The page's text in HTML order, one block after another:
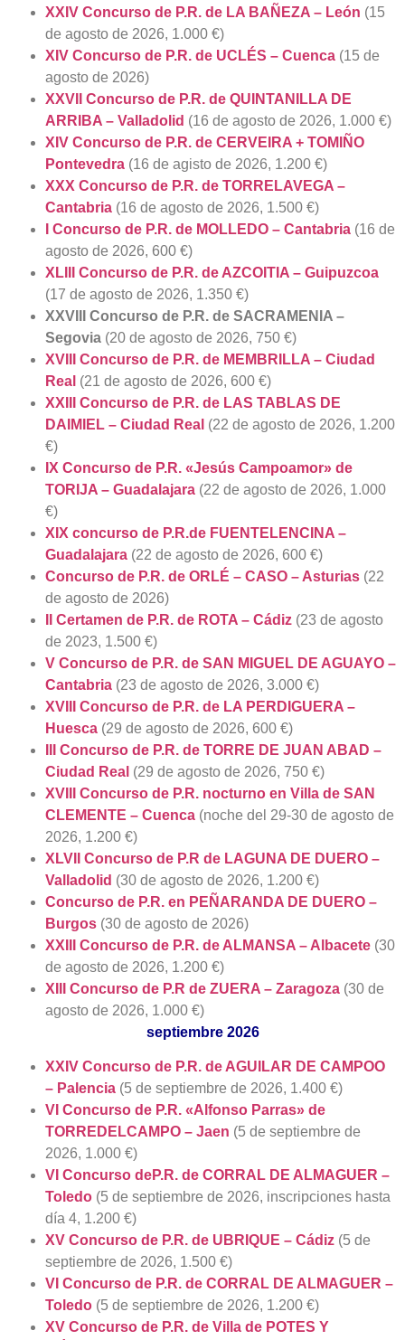
XXIV Concurso de P.R. de LA BAÑEZA – León (15
de agosto de 2026, 1.000 €)
XIV Concurso de P.R. de UCLÉS – Cuenca (15 de
agosto de 2026)
XXVII Concurso de P.R. de QUINTANILLA DE
ARRIBA – Valladolid (16 de agosto de 2026, 1.000 €)
XIV Concurso de P.R. de CERVEIRA + TOMIÑO
Pontevedra (16 de agisto de 2026, 1.200 €)
XXX Concurso de P.R. de TORRELAVEGA –
Cantabria (16 de agosto de 2026, 1.500 €)
I Concurso de P.R. de MOLLEDO – Cantabria (16 de
agosto de 2026, 600 €)
XLIII Concurso de P.R. de AZCOITIA – Guipuzcoa
(17 de agosto de 2026, 1.350 €)
XXVIII Concurso de P.R. de SACRAMENIA –
Segovia (20 de agosto de 2026, 750 €)
XVIII Concurso de P.R. de MEMBRILLA – Ciudad
Real (21 de agosto de 2026, 600 €)
XXIII Concurso de P.R. de LAS TABLAS DE
DAIMIEL – Ciudad Real (22 de agosto de 2026, 1.200
€)
IX Concurso de P.R. «Jesús Campoamor» de
TORIJA – Guadalajara (22 de agosto de 2026, 1.000
€)
XIX concurso de P.R.de FUENTELENCINA –
Guadalajara (22 de agosto de 2026, 600 €)
Concurso de P.R. de ORLÉ – CASO – Asturias (22
de agosto de 2026)
II Certamen de P.R. de ROTA – Cádiz (23 de agosto
de 2023, 1.500 €)
V Concurso de P.R. de SAN MIGUEL DE AGUAYO –
Cantabria (23 de agosto de 2026, 3.000 €)
XVIII Concurso de P.R. de LA PERDIGUERA –
Huesca (29 de agosto de 2026, 600 €)
III Concurso de P.R. de TORRE DE JUAN ABAD –
Ciudad Real (29 de agosto de 2026, 750 €)
XVIII Concurso de P.R. nocturno en Villa de SAN
CLEMENTE – Cuenca (noche del 29-30 de agosto de
2026, 1.200 €)
XLVII Concurso de P.R de LAGUNA DE DUERO –
Valladolid (30 de agosto de 2026, 1.200 €)
Concurso de P.R. en PEÑARANDA DE DUERO –
Burgos (30 de agosto de 2026)
XXIII Concurso de P.R. de ALMANSA – Albacete (30
de agosto de 2026, 1.200 €)
XIII Concurso de P.R de ZUERA – Zaragoza (30 de
agosto de 2026, 1.000 €)
septiembre 2026
XXIV Concurso de P.R. de AGUILAR DE CAMPOO
– Palencia (5 de septiembre de 2026, 1.400 €)
VI Concurso de P.R. «Alfonso Parras» de
TORREDELCAMPO – Jaen (5 de septiembre de
2026, 1.000 €)
VI Concurso deP.R. de CORRAL DE ALMAGUER –
Toledo (5 de septiembre de 2026, inscripciones hasta
día 4, 1.200 €)
XV Concurso de P.R. de UBRIQUE – Cádiz (5 de
septiembre de 2026, 1.500 €)
VI Concurso de P.R. de CORRAL DE ALMAGUER –
Toledo (5 de septiembre de 2026, 1.200 €)
XV Concurso de P.R. de Villa de POTES Y